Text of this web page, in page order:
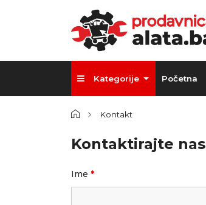
Kategorije Početna
Kontakt
Kontaktirajte nas
Ime *